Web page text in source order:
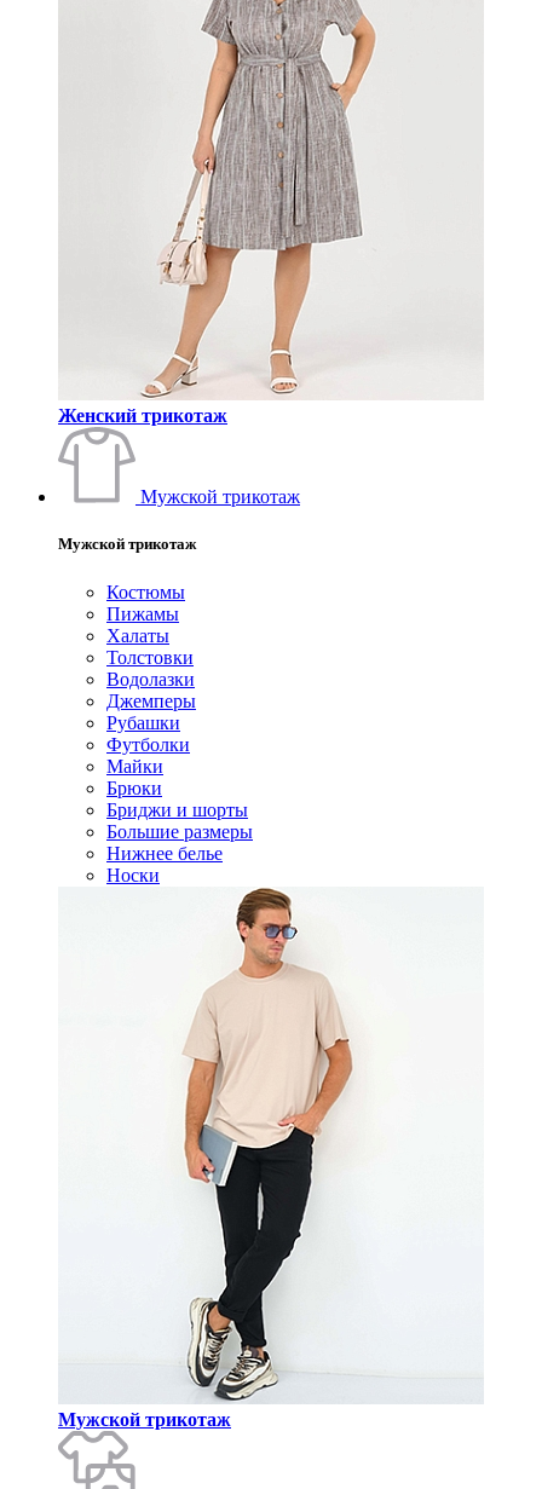
Женский трикотаж
Мужской трикотаж
Мужской трикотаж
Костюмы
Пижамы
Халаты
Толстовки
Водолазки
Джемперы
Рубашки
Футболки
Майки
Брюки
Бриджи и шорты
Большие размеры
Нижнее белье
Носки
Мужской трикотаж